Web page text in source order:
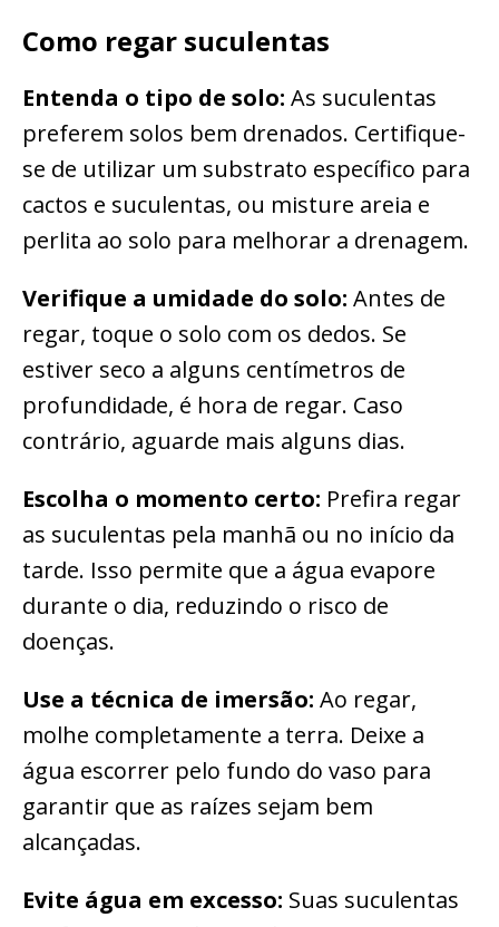
Como regar suculentas
Entenda o tipo de solo: As suculentas
preferem solos bem drenados. Certifique-
se de utilizar um substrato específico para
cactos e suculentas, ou misture areia e
perlita ao solo para melhorar a drenagem.
Verifique a umidade do solo: Antes de
regar, toque o solo com os dedos. Se
estiver seco a alguns centímetros de
profundidade, é hora de regar. Caso
contrário, aguarde mais alguns dias.
Escolha o momento certo: Prefira regar
as suculentas pela manhã ou no início da
tarde. Isso permite que a água evapore
durante o dia, reduzindo o risco de
doenças.
Use a técnica de imersão: Ao regar,
molhe completamente a terra. Deixe a
água escorrer pelo fundo do vaso para
garantir que as raízes sejam bem
alcançadas.
Evite água em excesso: Suas suculentas